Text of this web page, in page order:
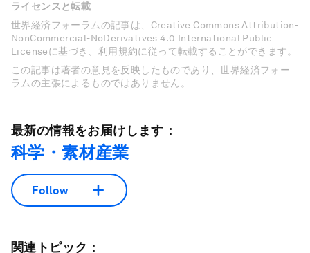
ライセンスと転載
世界経済フォーラムの記事は、Creative Commons Attribution-
NonCommercial-NoDerivatives 4.0 International Public
Licenseに基づき、利用規約に従って転載することができます。
この記事は著者の意見を反映したものであり、世界経済フォー
ラムの主張によるものではありません。
最新の情報をお届けします：
科学・素材産業
Follow
関連トピック：